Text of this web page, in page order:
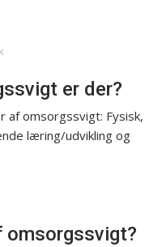
er der?
af omsorgssvigt: Fysisk,
læring/udvikling og
omsorgssvigt?